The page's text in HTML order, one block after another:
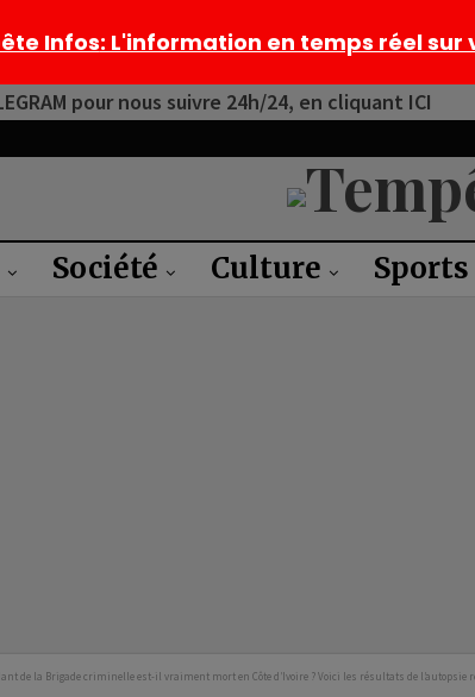
pour nous suivre 24h/24, en cliquant ICI
Société Culture Sports
de la Brigade criminelle est-il vraiment mort en Côte d’Ivoire ? Voici les résultats de l’autopsie
Infos: L'information en temps réel sur